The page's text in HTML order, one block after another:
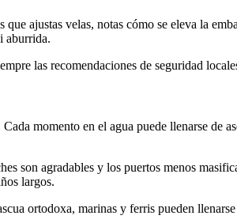
ajustas velas, notas cómo se eleva la
aburrida.
las recomendaciones de seguridad
momento en el agua puede llenarse de
son agradables y los puertos menos
largos.
ortodoxa, marinas y ferris pueden